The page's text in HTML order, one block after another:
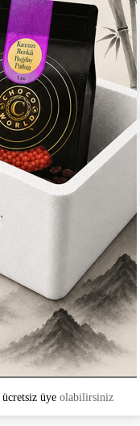
ücretsiz üye olabilirsiniz